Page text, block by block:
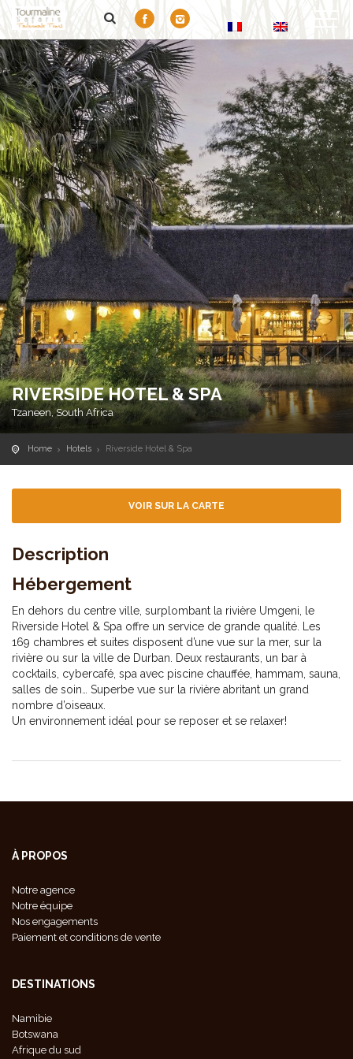
RIVERSIDE HOTEL & SPA
Tzaneen, South Africa
Home Hotels Riverside Hotel & Spa
VOIR SUR LA CARTE
Description
Hébergement
En dehors du centre ville, surplombant la rivière Umgeni, le
Riverside Hotel & Spa offre un service de grande qualité. Les
169 chambres et suites disposent d’une vue sur la mer, sur la
rivière ou sur la ville de Durban. Deux restaurants, un bar à
cocktails, cybercafé, spa avec piscine chauffée, hammam, sauna,
salles de soin… Superbe vue sur la rivière abritant un grand
nombre d’oiseaux.
Un environnement idéal pour se reposer et se relaxer!
À PROPOS
Notre agence
Notre équipe
Nos engagements
Paiement et conditions de vente
DESTINATIONS
Namibie
Botswana
Afrique du sud